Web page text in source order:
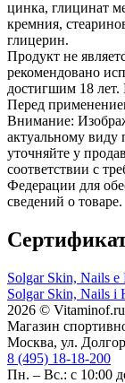
цинка, глицинат
кремния,
глицерин.
Продукт не
рекомендовано
достигшим 18
Перед
Внимание:
актуальному
уточняйте у
соответствии с
Федерации для
сведений о товаре.
Solgar Skin, Nails e
Solgar Skin, Nails i
2026 © Vitaminof.ru
Магазин
Москва, ул.
8 (495) 18-18-200
Пн. – Вс.: с 10:00